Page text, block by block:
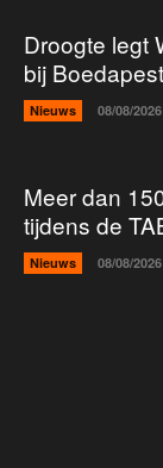
Droogte legt
bij Boedapest
Nieuws 08/08/2026
Meer dan
tijdens de
Nieuws 08/08/2026